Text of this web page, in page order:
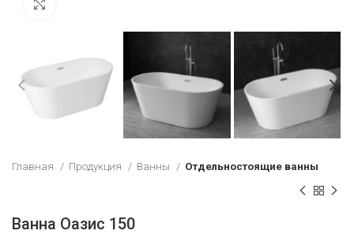
Главная Продукция Ванны Отдельностоящие ванны
Ванна Оазис 150